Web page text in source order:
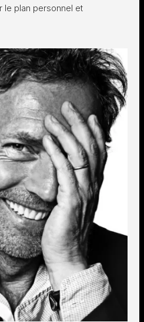
le plan personnel et